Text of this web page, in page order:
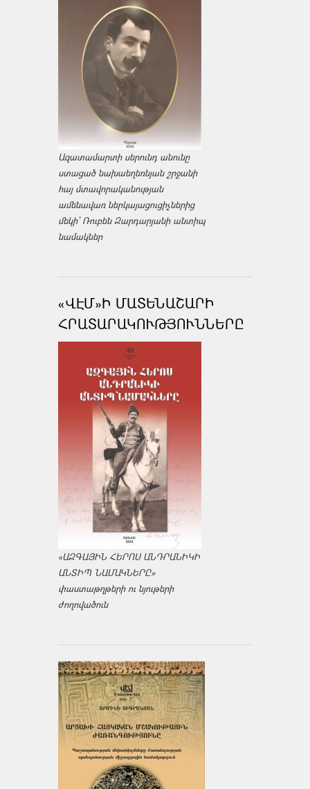
Ազատամարտի սերունդ անունը
ստացած նախաեղեռնյան շրջանի
հայ մտավորականության
ամենավառ ներկայացուցիչներից
մեկի՝ Ռուբեն Զարդարյանի անտիպ
նամակներ
«ՎԷՄ»Ի ՄԱՏԵՆԱՇԱՐԻ
ՀՐԱՏԱՐԱԿՈՒԹՅՈՒՆՆԵՐԸ
«ԱԶԳԱՅԻՆ ՀԵՐՈՍ ԱՆԴՐԱՆԻԿԻ
ԱՆՏԻՊ ՆԱՄԱԿՆԵՐԸ»
փաստաթղթերի ու նյութերի
ժողովածուն